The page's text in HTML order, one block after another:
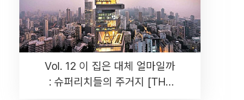
Vol. 12 이 집은 대체 얼마일까
: 슈퍼리치들의 주거지 [THE